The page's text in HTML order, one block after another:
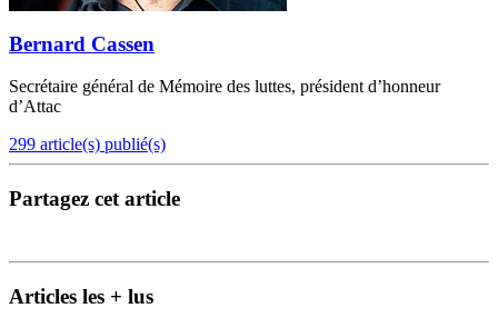
Bernard Cassen
Secrétaire général de Mémoire des luttes, président d’honneur
d’Attac
299 article(s) publié(s)
Partagez cet article
Articles les + lus